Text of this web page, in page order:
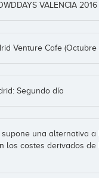
Jadraque
1
Ventures
1
VALENCIA
Venture Cafe (Octubre
Segundo día
supone una alternativa a
los costes derivados de